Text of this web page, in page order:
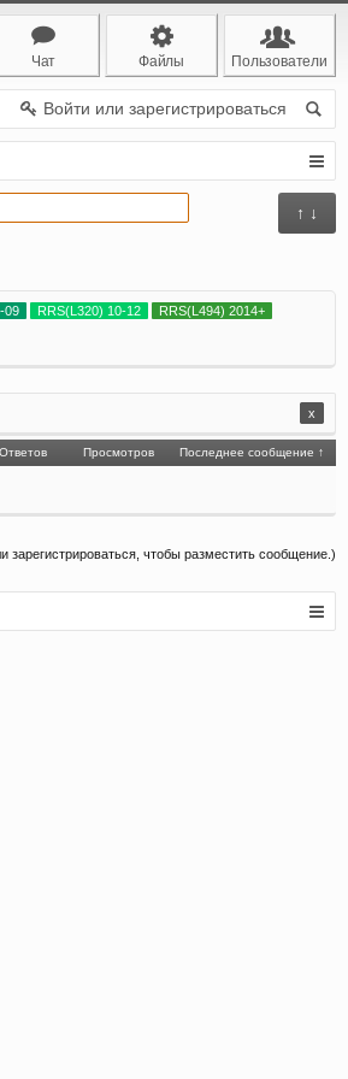
Чат Файлы Пользователи
Войти или зарегистрироваться
↑ ↓
09 RRS(L320) 10-12
RRS(L494) 2014+
x
Ответов Просмотров Последнее сообщение ↑
зарегистрироваться, чтобы разместить сообщение.)